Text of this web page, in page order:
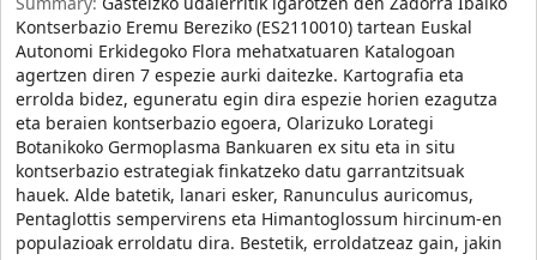
Kontserbazio Eremu Bereziko (ES2110010) tartean Euskal
Autonomi Erkidegoko Flora mehatxatuaren Katalogoan
agertzen diren 7 espezie aurki daitezke. Kartografia eta
errolda bidez, eguneratu egin dira espezie horien ezagutza
eta beraien kontserbazio egoera, Olarizuko Lorategi
Botanikoko Germoplasma Bankuaren ex situ eta in situ
kontserbazio estrategiak finkatzeko datu garrantzitsuak
hauek. Alde batetik, lanari esker, Ranunculus auricomus,
Pentaglottis sempervirens eta Himantoglossum hircinum-en
populazioak erroldatu dira. Bestetik, erroldatzeaz gain, jakin